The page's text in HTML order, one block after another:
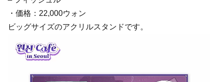
・価格：22,000ウォン
ビッグサイズのアクリルスタンドです。